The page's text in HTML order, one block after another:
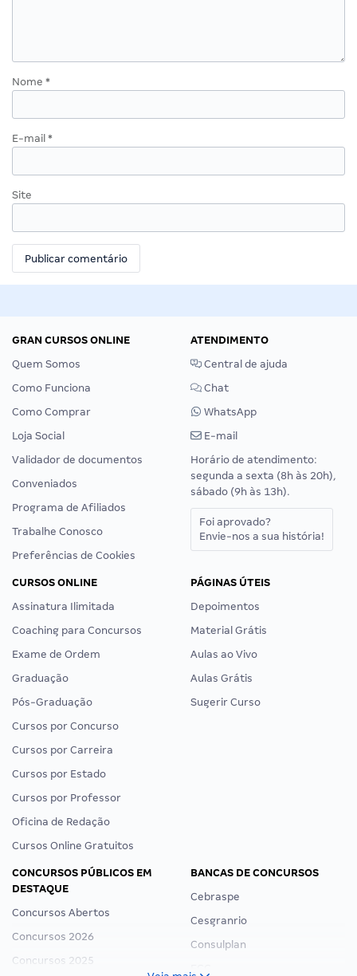
Nome *
E-mail *
Site
GRAN CURSOS ONLINE
Quem Somos
Como Funciona
Como Comprar
Loja Social
Validador de documentos
Conveniados
Programa de Afiliados
Trabalhe Conosco
Preferências de Cookies
ATENDIMENTO
Central de ajuda
Chat
WhatsApp
E-mail
Horário de atendimento:
segunda a sexta (8h às 20h),
sábado (9h às 13h).
Foi aprovado?
Envie-nos a sua história!
CURSOS ONLINE
Assinatura Ilimitada
Coaching para Concursos
Exame de Ordem
Graduação
Pós-Graduação
Cursos por Concurso
Cursos por Carreira
Cursos por Estado
Cursos por Professor
Oficina de Redação
Cursos Online Gratuitos
PÁGINAS ÚTEIS
Depoimentos
Material Grátis
Aulas ao Vivo
Aulas Grátis
Sugerir Curso
CONCURSOS PÚBLICOS EM
DESTAQUE
Concursos Abertos
Concursos 2026
Concursos 2025
BANCAS DE CONCURSOS
Cebraspe
Cesgranrio
Consulplan